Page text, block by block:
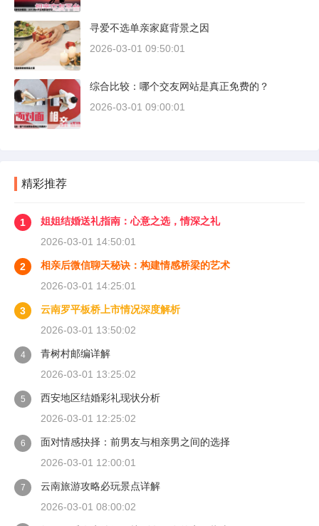
寻爱不选单亲家庭背景之因
2026-03-01 09:50:01
综合比较：哪个交友网站是真正免费的？
2026-03-01 09:00:01
精彩推荐
1
姐姐结婚送礼指南：心意之选，情深之礼
2026-03-01 14:50:01
2
相亲后微信聊天秘诀：构建情感桥梁的艺术
2026-03-01 14:25:01
3
云南罗平板桥上市情况深度解析
2026-03-01 13:50:02
4
青树村邮编详解
2026-03-01 13:25:02
5
西安地区结婚彩礼现状分析
2026-03-01 12:25:02
6
面对情感抉择：前男友与相亲男之间的选择
2026-03-01 12:00:01
7
云南旅游攻略必玩景点详解
2026-03-01 08:00:02